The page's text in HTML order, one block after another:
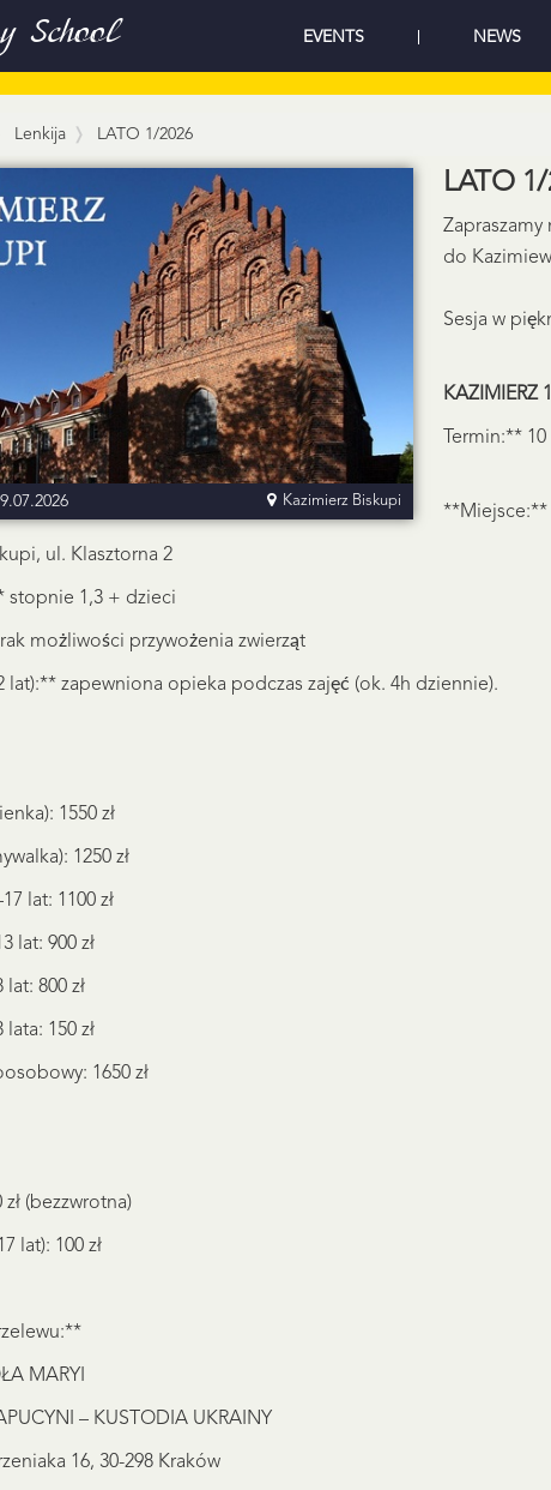
School EVENTS NEWS
Lenkija LATO 1/2026
Kazimierz Biskupi
LATO
Zapraszamy
do
Sesja w
KAZIMIERZ
Termin:**
**Miejsce:**
ul. Klasztorna 2
stopnie 1,3 + dzieci
możliwości przywożenia zwierząt
lat):** zapewniona opieka podczas zajęć (ok. 4h dziennie).
1550 zł
1250 zł
lat: 1100 zł
lat: 900 zł
800 zł
150 zł
1650 zł
zł (bezzwrotna)
lat): 100 zł
MARYI
– KUSTODIA UKRAINY
16, 30-298 Kraków